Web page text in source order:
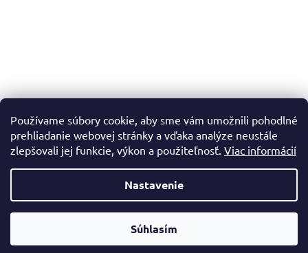
Používame súbory cookie, aby sme vám umožnili pohodlné
prehliadanie webovej stránky a vďaka analýze neustále
zlepšovali jej funkcie, výkon a použiteľnosť. Viac informácií
Nastavenie
Súhlasím
Vytvoril Shoptet
Dadadrogeria.sk. Všetky práva vyhradené.